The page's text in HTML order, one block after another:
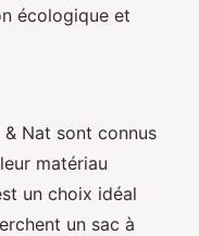
écologique et
Nat sont connus
matériau
un choix idéal
un sac à